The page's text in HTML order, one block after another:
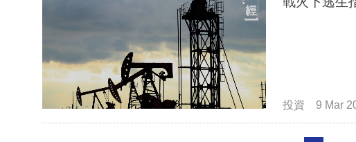
投資 9 Mar